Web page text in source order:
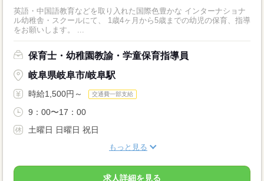
英語・中国語教育などを取り入れた国際色豊かな インターナショナ
ル幼稚舎・スクールにて、 1歳4ヶ月から5歳までの幼児の保育、指導
をお願いします。 ...
保育士・幼稚園教諭・学童保育指導員
岐阜県岐阜市/岐阜駅
時給1,500円～ 交通費一部支給
9：00〜17：00
土曜日 日曜日 祝日
もっと見る
求人詳細を見る